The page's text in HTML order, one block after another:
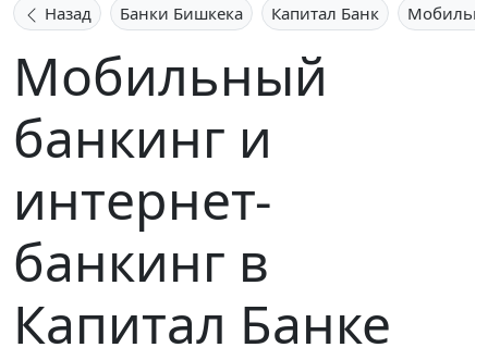
Назад Банки Бишкека Капитал Банк
Мобильный
банкинг и
интернет-
банкинг в
Капитал Банке